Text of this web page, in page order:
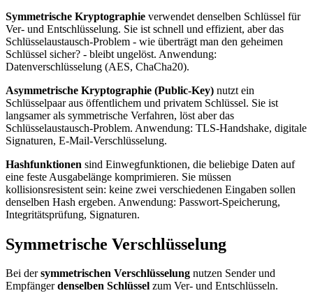
Symmetrische Kryptographie verwendet denselben Schlüssel für
Ver- und Entschlüsselung. Sie ist schnell und effizient, aber das
Schlüsselaustausch-Problem - wie überträgt man den geheimen
Schlüssel sicher? - bleibt ungelöst. Anwendung:
Datenverschlüsselung (AES, ChaCha20).
Asymmetrische Kryptographie (Public-Key) nutzt ein
Schlüsselpaar aus öffentlichem und privatem Schlüssel. Sie ist
langsamer als symmetrische Verfahren, löst aber das
Schlüsselaustausch-Problem. Anwendung: TLS-Handshake, digitale
Signaturen, E-Mail-Verschlüsselung.
Hashfunktionen sind Einwegfunktionen, die beliebige Daten auf
eine feste Ausgabelänge komprimieren. Sie müssen
kollisionsresistent sein: keine zwei verschiedenen Eingaben sollen
denselben Hash ergeben. Anwendung: Passwort-Speicherung,
Integritätsprüfung, Signaturen.
Symmetrische Verschlüsselung
Bei dersymmetrischen Verschlüsselung nutzen Sender und
Empfängerdenselben Schlüssel zum Ver- und Entschlüsseln.